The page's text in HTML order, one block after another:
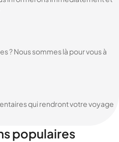
? Nous sommes là pour vous à
qui rendront votre voyage
populaires